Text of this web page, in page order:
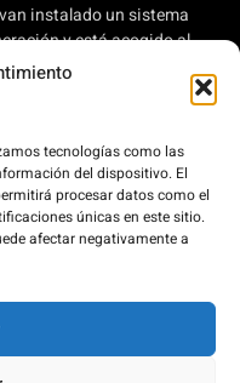
tecnologías como las
del dispositivo. El
procesar datos como el
únicas en este sitio.
afectar negativamente a
instalado un sistema
y está acogido al
modernizar el
Real Decreto 902/2022,
la concesión directa, a las
de Ceuta y Melilla, de
privadas de
de transporte por
en el transporte
del Plan de
financiado por la